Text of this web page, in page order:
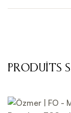
Produits